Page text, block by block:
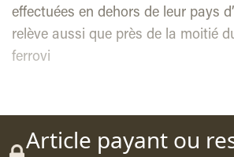
effectuées en dehors de leur pays
relève aussi que près de la moitié
ferrovi
Article payant ou